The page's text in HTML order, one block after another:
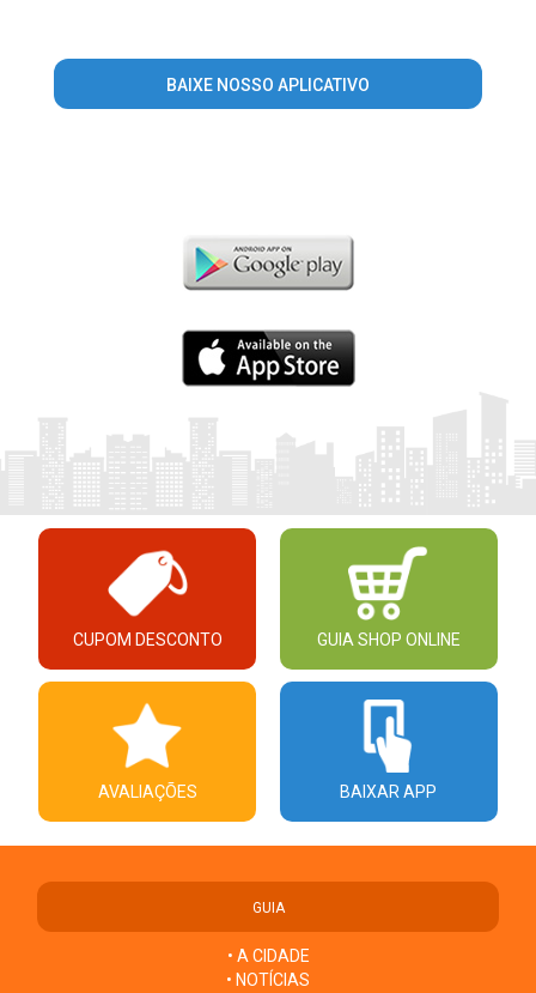
BAIXE NOSSO APLICATIVO
CUPOM DESCONTO GUIA SHOP ONLINE
AVALIAÇÕES BAIXAR APP
GUIA
• A CIDADE
• NOTÍCIAS